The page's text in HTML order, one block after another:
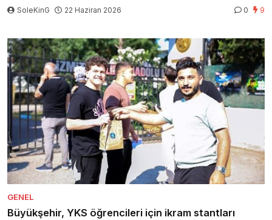
SoleKinG 22 Haziran 2026 0 9
GENEL
Büyükşehir, YKS öğrencileri için ikram stantları